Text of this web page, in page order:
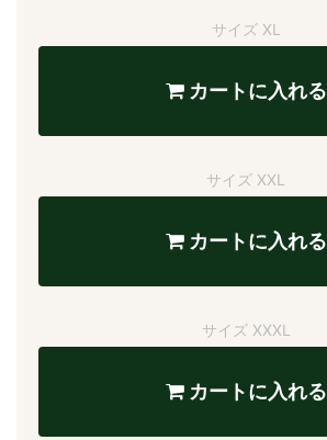
サイズ XL
カートに入れる
サイズ XXL
カートに入れる
サイズ XXXL
カートに入れる